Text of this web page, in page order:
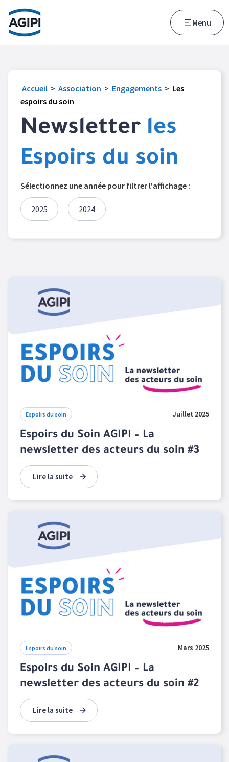
Accès au menu
Accès au contenu principal
Menu
Accueil > Association > Engagements > Les
espoirs du soin
Newsletter les
Espoirs du soin
Sélectionnez une année pour filtrer l'affichage :
2025 2024
Espoirs du soin Juillet 2025
Espoirs du Soin AGIPI – La
newsletter des acteurs du soin #3
Lire la suite
Espoirs du soin Mars 2025
Espoirs du Soin AGIPI – La
newsletter des acteurs du soin #2
Lire la suite